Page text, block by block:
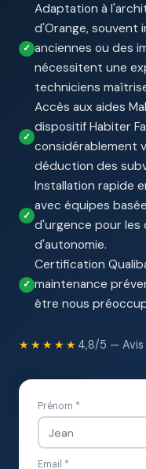
Adaptation à
d'Orange, souvent
anciennes ou des
nécessitent une
techniciens
Accès aux aides
dispositif Habiter
considérablement
déduction des
Installation rapide
avec équipes
d'urgence pour
d'autonomie.
Certification
maintenance
être nous
★★★★★ 4,8/5 — Avis
Prénom *
Email *